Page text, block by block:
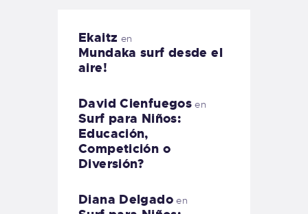
Ekaitz en
Mundaka surf desde el
aire!
David Cienfuegos en
Surf para Niños:
Educación,
Competición o
Diversión?
Diana Delgadoen